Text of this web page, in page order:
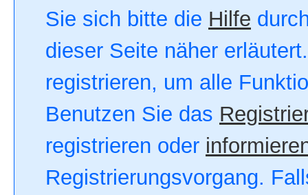
Sie sich bitte die Hilfe
dieser Seite näher
registrieren, um alle
Benutzen Sie das
registrieren oder
Registrierungsvorgang.